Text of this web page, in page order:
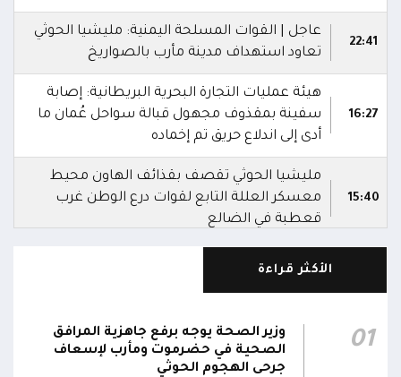
22:41
عاجل | القوات المسلحة اليمنية: مليشيا الحوثي
تعاود استهداف مدينة مأرب بالصواريخ
16:27
هيئة عمليات التجارة البحرية البريطانية: إصابة
سفينة بمقذوف مجهول قبالة سواحل عُمان ما
أدى إلى اندلاع حريق تم إخماده
15:40
مليشيا الحوثي تقصف بقذائف الهاون محيط
معسكر العللة التابع لقوات درع الوطن غرب
قعطبة في الضالع
مليشيا الحوثي تقصف أحياء سكنية غرب قعطبة
15:35
قصف حوثي عشوائي بالسلاح الثقيل يستهدف
مناطق مآهولة بقرى المعزوب والعبارى في
محافظة الضالع
الأكثر قراءة
01
وزير الصحة يوجه برفع جاهزية المرافق
الصحية في حضرموت ومأرب لإسعاف
جرحى الهجوم الحوثي